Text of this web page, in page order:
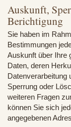
Auskunft,
Berichtigung
Sie haben im
Bestimmungen
Auskunft über Ihre
Daten, deren
Datenverarbeitung
Sperrung oder
weiteren Fragen
können Sie sich
angegebenen